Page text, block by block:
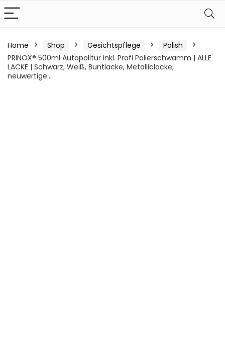
Home Shop Gesichtspflege
Polish
PRINOX® 500ml Autopolitur inkl. Profi Polierschwamm | ALLE
LACKE | Schwarz, Weiß, Buntlacke, Metalliclacke,
neuwertige…